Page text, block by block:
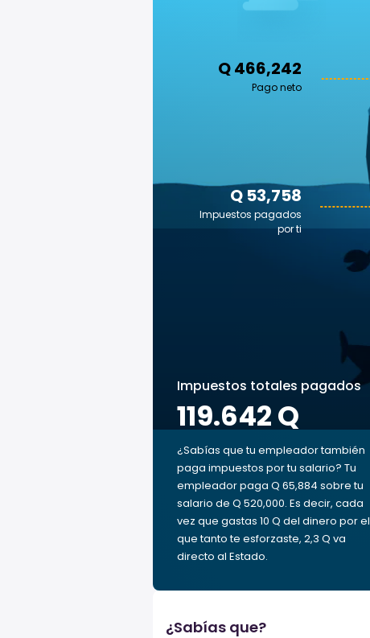
Q 466,242
Pago neto
Q 53,758
Impuestos pagados
por ti
Impuestos totales pagados
119.642 Q
¿Sabías que tu empleador también
paga impuestos por tu salario? Tu
empleador paga Q 65,884 sobre tu
salario de Q 520,000. Es decir, cada
vez que gastas 10 Q del dinero por el
que tanto te esforzaste, 2,3 Q va
directo al Estado.
¿Sabías que?